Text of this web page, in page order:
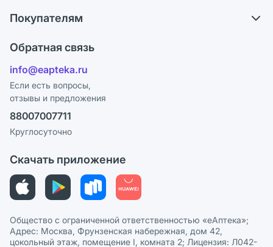
Ответы на вопросы
Блог
Карьера
Поставщики
Лицензия
Реклама на сайте
Ваши товары на ЕАПТЕКЕ
Покупателям
Программа СберСпасибо
Политика конфиденциальности
Пользовательское соглашение
Политика рекомендаций
Этика и соответствие
Политика в отношении обработки персональных данных
Обратная связь
info@eapteka.ru
Если есть вопросы,
отзывы и предложения
88007007711
Круглосуточно
Скачать приложение
Общество с ограниченной ответственностью «еАптека»;
Адрес: Москва, Фрунзенская набережная, дом 42,
цокольный этаж, помещение I, комната 2; Лицензия: Л042-